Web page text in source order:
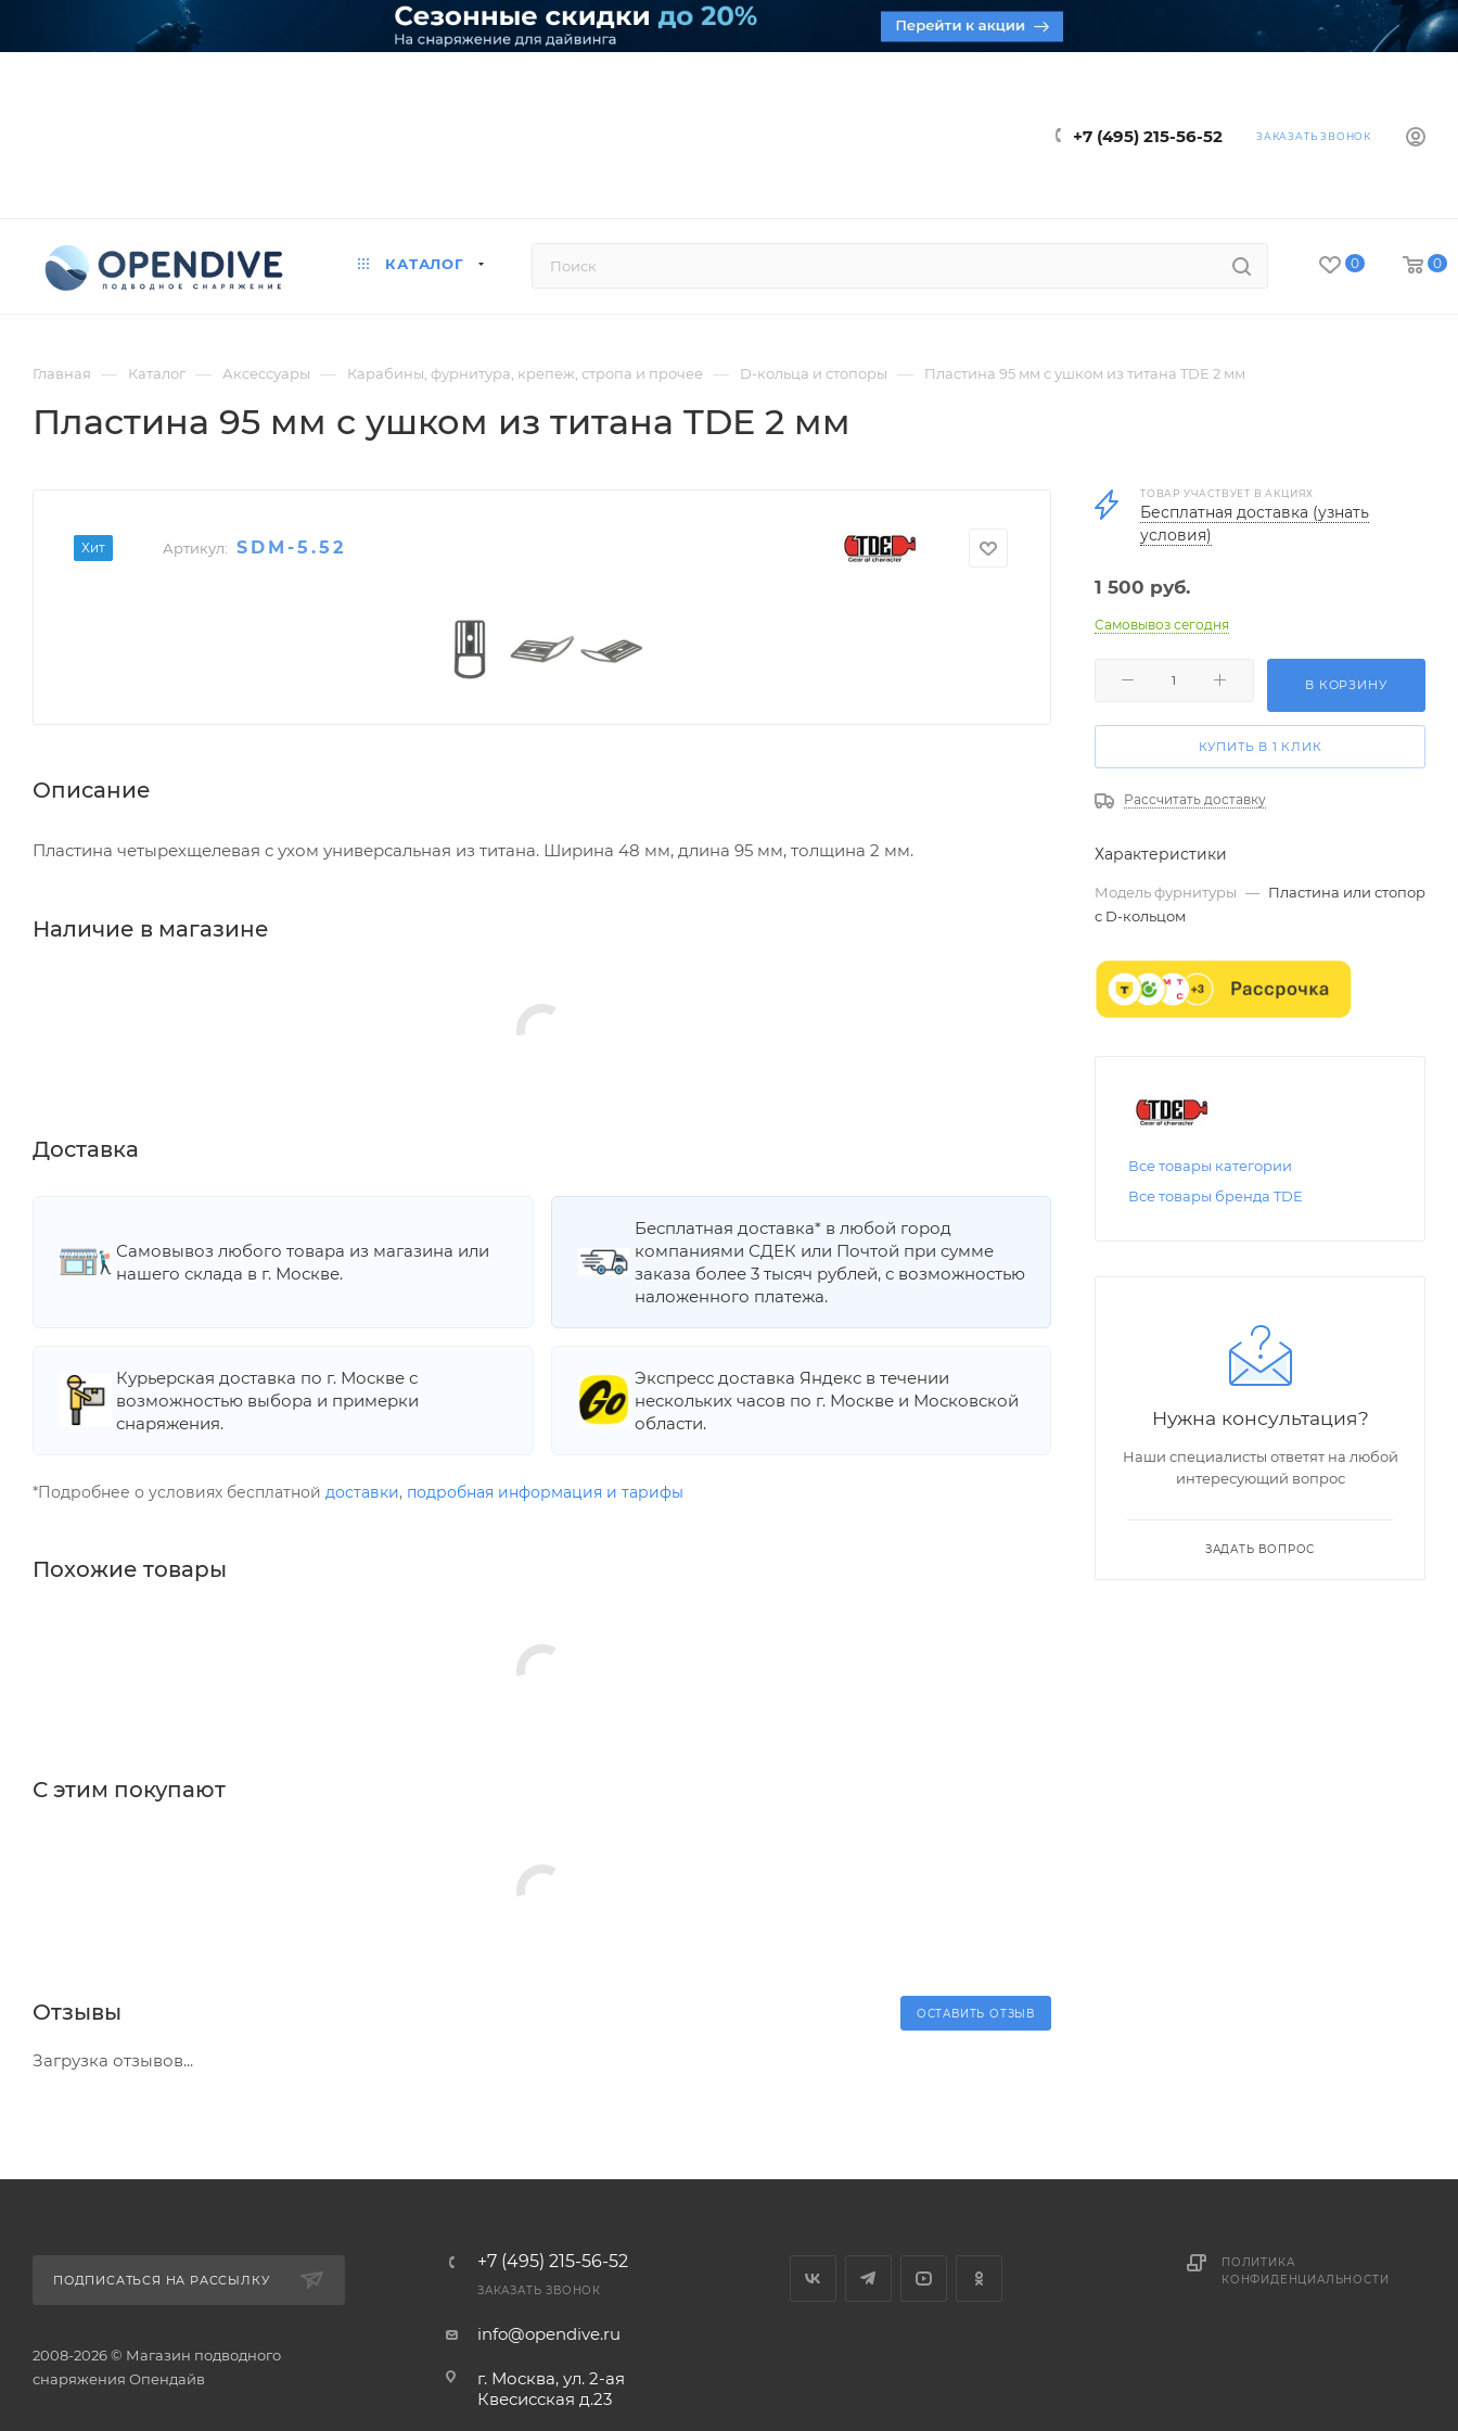
+7 (495) 215-56-52 ЗАКАЗАТЬ ЗВОНОК
КАТАЛОГ 0 0
Главная — Каталог — Аксессуары — Карабины, фурнитура, крепеж, стропа и прочее — D-кольца и стопоры — Пластина 95 мм с ушком из титана TDE 2 мм
Пластина 95 мм с ушком из титана TDE 2 мм
Хит Артикул: SDM-5.52
Описание
Пластина четырехщелевая с ухом универсальная из титана. Ширина 48 мм, длина 95 мм, толщина 2 мм.
Наличие в магазине
Доставка
Самовывоз любого товара из магазина или
нашего склада в г. Москве.
Бесплатная доставка* в любой город
компаниями СДЕК или Почтой при сумме
заказа более 3 тысяч рублей, с возможностью
наложенного платежа.
Курьерская доставка по г. Москве с
возможностью выбора и примерки
снаряжения.
Экспресс доставка Яндекс в течении
нескольких часов по г. Москве и Московской
области.
*Подробнее о условиях бесплатной доставки, подробная информация и тарифы
Похожие товары
С этим покупают
Отзывы ОСТАВИТЬ ОТЗЫВ
Загрузка отзывов...
ТОВАР УЧАСТВУЕТ В АКЦИЯХ
Бесплатная доставка (узнать
условия)
1 500 руб.
Самовывоз сегодня
В КОРЗИНУ
КУПИТЬ В 1 КЛИК
Рассчитать доставку
Характеристики
Модель фурнитуры — Пластина или стопор
с D-кольцом
Все товары категории
Все товары бренда TDE
Нужна консультация?
Наши специалисты ответят на любой
интересующий вопрос
ЗАДАТЬ ВОПРОС
ПОДПИСАТЬСЯ НА РАССЫЛКУ
2008-2026 © Магазин подводного
снаряжения Опендайв
+7 (495) 215-56-52
ЗАКАЗАТЬ ЗВОНОК
info@opendive.ru
г. Москва, ул. 2-ая
Квесисская д.23
ПОЛИТИКА
КОНФИДЕНЦИАЛЬНОСТИ